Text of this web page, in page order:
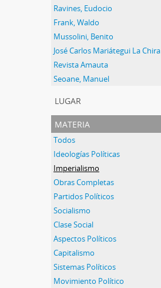
Ravines, Eudocio
Frank, Waldo
Mussolini, Benito
José Carlos Mariátegui La Chira
Revista Amauta
Seoane, Manuel
lugar
materia
Todos
Ideologías Políticas
Imperialismo
Obras Completas
Partidos Políticos
Socialismo
Clase Social
Aspectos Políticos
Capitalismo
Sistemas Políticos
Movimiento Político